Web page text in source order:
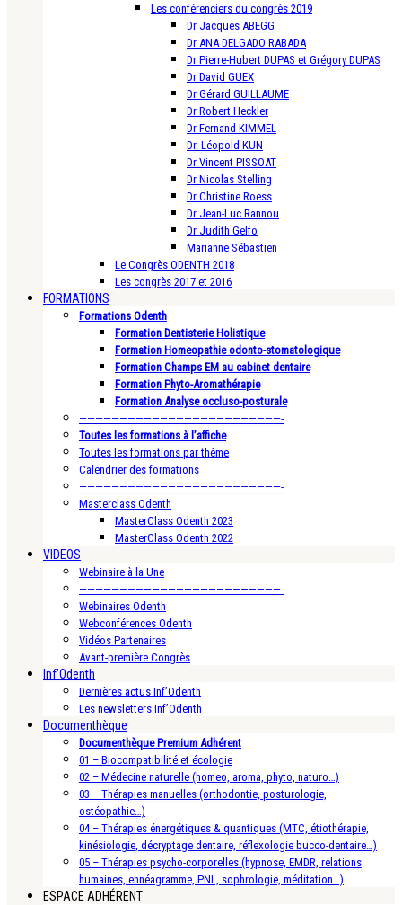
Les conférenciers du congrès 2019
Dr Jacques ABEGG
Dr ANA DELGADO RABADA
Dr Pierre-Hubert DUPAS et Grégory DUPAS
Dr David GUEX
Dr Gérard GUILLAUME
Dr Robert Heckler
Dr Fernand KIMMEL
Dr. Léopold KUN
Dr Vincent PISSOAT
Dr Nicolas Stelling
Dr Christine Roess
Dr Jean-Luc Rannou
Dr Judith Gelfo
Marianne Sébastien
Le Congrès ODENTH 2018
Les congrès 2017 et 2016
FORMATIONS
Formations Odenth
Formation Dentisterie Holistique
Formation Homeopathie odonto-stomatologique
Formation Champs EM au cabinet dentaire
Formation Phyto-Aromathérapie
Formation Analyse occluso-posturale
—————————————————————————-
Toutes les formations à l’affiche
Toutes les formations par thème
Calendrier des formations
—————————————————————————-
Masterclass Odenth
MasterClass Odenth 2023
MasterClass Odenth 2022
VIDEOS
Webinaire à la Une
—————————————————————————-
Webinaires Odenth
Webconférences Odenth
Vidéos Partenaires
Avant-première Congrès
Inf’Odenth
Dernières actus Inf’Odenth
Les newsletters Inf’Odenth
Documenthèque
Documenthèque Premium Adhérent
01 – Biocompatibilité et écologie
02 – Médecine naturelle (homeo, aroma, phyto, naturo…)
03 – Thérapies manuelles (orthodontie, posturologie,
ostéopathie…)
04 – Thérapies énergétiques & quantiques (MTC, étiothérapie,
kinésiologie, décryptage dentaire, réflexologie bucco-dentaire…)
05 – Thérapies psycho-corporelles (hypnose, EMDR, relations
humaines, ennéagramme, PNL, sophrologie, méditation…)
ESPACE ADHÉRENT